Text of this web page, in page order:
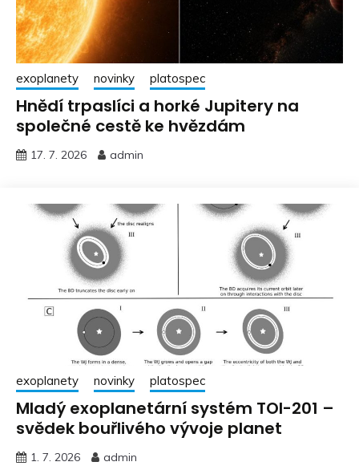
exoplanety novinky platospec
Hnědí trpaslíci a horké Jupitery na
společné cestě ke hvězdám
17. 7. 2026 admin
exoplanety novinky platospec
Mladý exoplanetární systém TOI-201 –
svědek bouřlivého vývoje planet
1. 7. 2026 admin